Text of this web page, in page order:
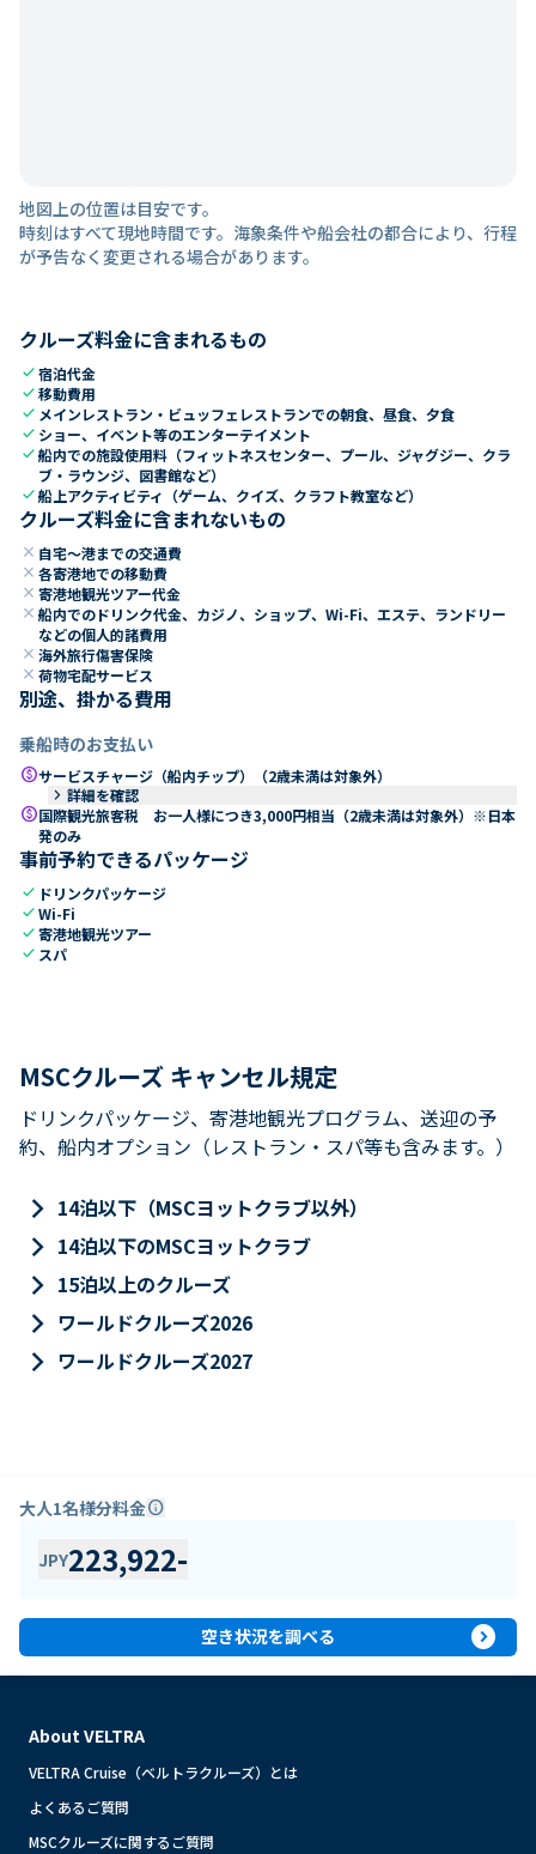
地図上の位置は目安です。
時刻はすべて現地時間です。海象条件や船会社の都合により、行程
が予告なく変更される場合があります。
クルーズ料金に含まれるもの
check宿泊代金
check移動費用
check メインレストラン・ビュッフェレストランでの朝食、昼食、夕食
check ショー、イベント等のエンターテイメント
check船内での施設使用料（フィットネスセンター、プール、ジャグジー、クラ
ブ・ラウンジ、図書館など）
check船上アクティビティ（ゲーム、クイズ、クラフト教室など）
クルーズ料金に含まれないもの
close 自宅～港までの交通費
close 各寄港地での移動費
close 寄港地観光ツアー代金
close 船内でのドリンク代金、カジノ、ショップ、Wi-Fi、エステ、ランドリー
などの個人的諸費用
close 海外旅行傷害保険
close 荷物宅配サービス
別途、掛かる費用
乗船時のお支払い
paidサービスチャージ（船内チップ）（2歳未満は対象外）
keyboard_arrow_right 詳細を確認
paid国際観光旅客税 お一人様につき3,000円相当（2歳未満は対象外）※日本
発のみ
事前予約できるパッケージ
check ドリンクパッケージ
checkWi-Fi
check寄港地観光ツアー
check スパ
MSCクルーズ キャンセル規定
ドリンクパッケージ、寄港地観光プログラム、送迎の予
約、船内オプション（レストラン・スパ等も含みます。）
keyboard_arrow_right 14泊以下（MSCヨットクラブ以外）
keyboard_arrow_right 14泊以下のMSCヨットクラブ
keyboard_arrow_right 15泊以上のクルーズ
keyboard_arrow_right ワールドクルーズ2026
keyboard_arrow_right ワールドクルーズ2027
大人1名様分料金info
JPY223,922-
空き状況を調べる expand_circle_right
About VELTRA
VELTRA Cruise（ベルトラクルーズ）とは
よくあるご質問
MSCクルーズに関するご質問